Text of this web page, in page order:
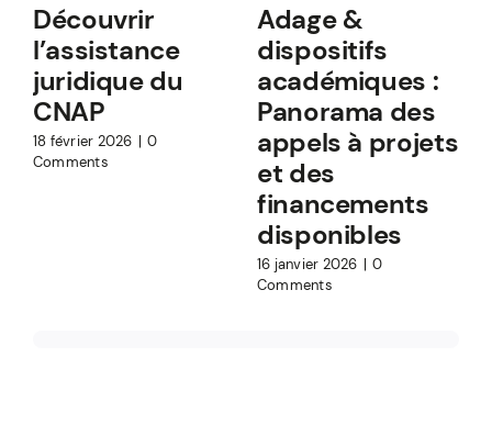
Découvrir
l’assistance
juridique du
CNAP
18 février 2026 | 0
Comments
Adage &
dispositifs
académiques :
Panorama des
appels à projets
et des
financements
disponibles
16 janvier 2026 | 0
Comments